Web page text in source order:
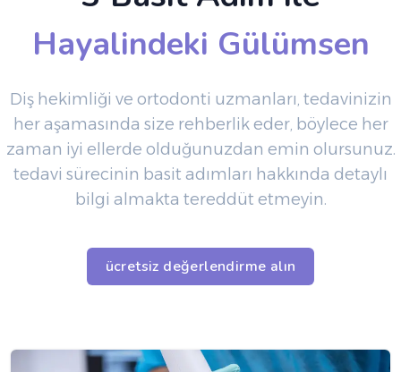
Hayalindeki Gülümsen
Diş hekimliği ve ortodonti uzmanları, tedavinizin
her aşamasında size rehberlik eder, böylece her
zaman iyi ellerde olduğunuzdan emin olursunuz.
tedavi sürecinin basit adımları hakkında detaylı
bilgi almakta tereddüt etmeyin.
ücretsiz değerlendirme alın